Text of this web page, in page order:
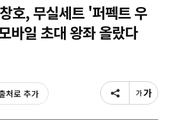
호, 무실세트 '퍼펙트 우
바일 초대 왕좌 올랐다
처로 추가